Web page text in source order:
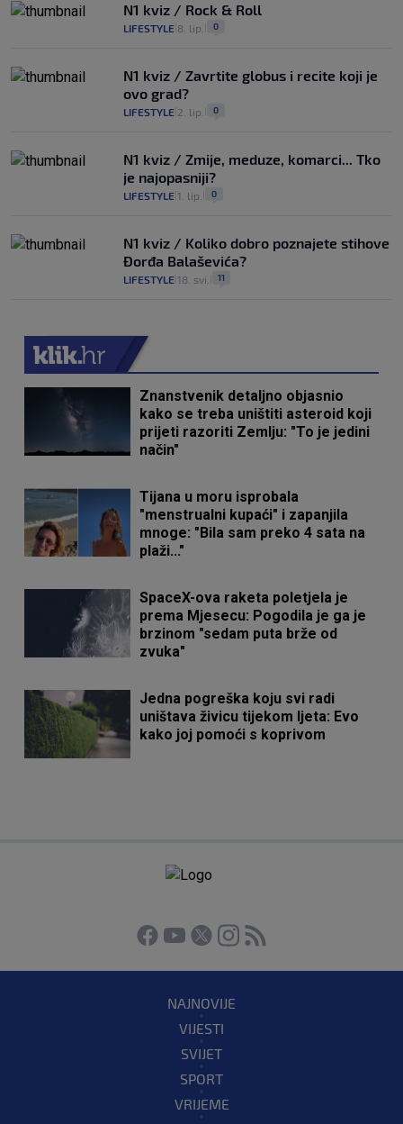
N1 kviz / Rock & Roll
LIFESTYLE 8. lip. 0
N1 kviz / Zavrtite globus i recite koji je
ovo grad?
LIFESTYLE 2. lip. 0
N1 kviz / Zmije, meduze, komarci... Tko
je najopasniji?
LIFESTYLE 1. lip. 0
N1 kviz / Koliko dobro poznajete stihove
Đorđa Balaševića?
LIFESTYLE 18. svi. 11
Znanstvenik detaljno objasnio
kako se treba uništiti asteroid koji
prijeti razoriti Zemlju: "To je jedini
način"
Tijana u moru isprobala
"menstrualni kupaći" i zapanjila
mnoge: "Bila sam preko 4 sata na
plaži..."
SpaceX-ova raketa poletjela je
prema Mjesecu: Pogodila je ga je
brzinom "sedam puta brže od
zvuka"
Jedna pogreška koju svi radi
uništava živicu tijekom ljeta: Evo
kako joj pomoći s koprivom
NAJNOVIJE
VIJESTI
SVIJET
SPORT
VRIJEME